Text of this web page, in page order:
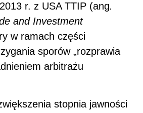
r. z USA TTIP (ang.
and Investment
w ramach części
sporów „rozprawia
arbitrażu
stopnia jawności